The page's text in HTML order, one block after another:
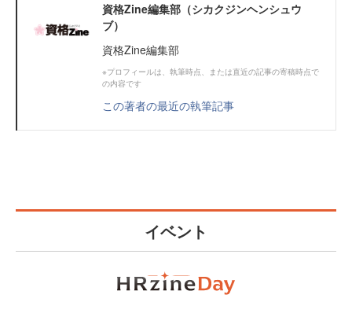
資格Zine編集部（シカクジンヘンシュウ
ブ）
資格Zine編集部
※プロフィールは、執筆時点、または直近の記事の寄稿時点で
の内容です
この著者の最近の執筆記事
イベント